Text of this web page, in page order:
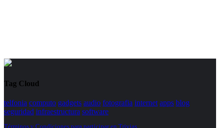
Tag Cloud
telfonia computo gadgets audio fotografia internet apps blog
seguridad infraestructura software
Términos y Condiciones para participar en Trivias.